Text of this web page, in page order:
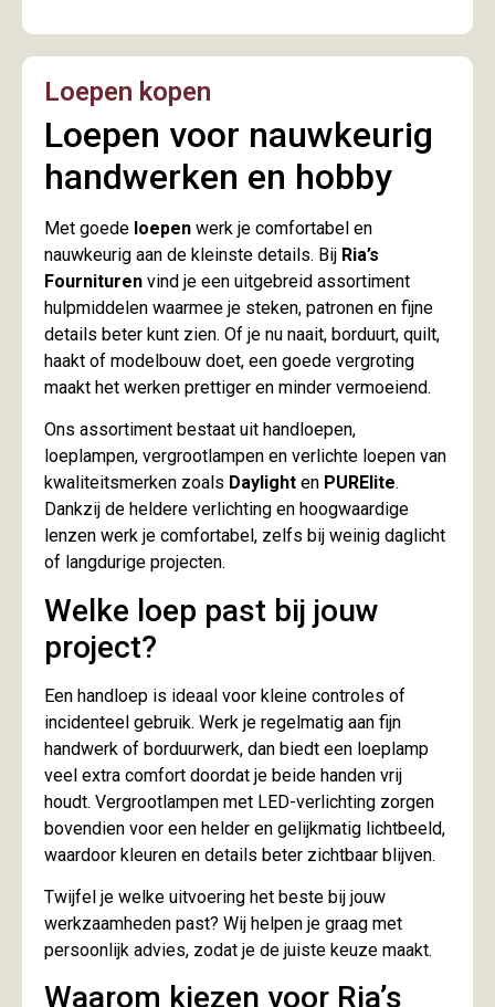
Loepen kopen
Loepen voor nauwkeurig
handwerken en hobby
Met goede loepen werk je comfortabel en
nauwkeurig aan de kleinste details. Bij Ria’s
Fournituren vind je een uitgebreid assortiment
hulpmiddelen waarmee je steken, patronen en fijne
details beter kunt zien. Of je nu naait, borduurt, quilt,
haakt of modelbouw doet, een goede vergroting
maakt het werken prettiger en minder vermoeiend.
Ons assortiment bestaat uit handloepen,
loeplampen, vergrootlampen en verlichte loepen van
kwaliteitsmerken zoals Daylight en PURElite.
Dankzij de heldere verlichting en hoogwaardige
lenzen werk je comfortabel, zelfs bij weinig daglicht
of langdurige projecten.
Welke loep past bij jouw
project?
Een handloep is ideaal voor kleine controles of
incidenteel gebruik. Werk je regelmatig aan fijn
handwerk of borduurwerk, dan biedt een loeplamp
veel extra comfort doordat je beide handen vrij
houdt. Vergrootlampen met LED-verlichting zorgen
bovendien voor een helder en gelijkmatig lichtbeeld,
waardoor kleuren en details beter zichtbaar blijven.
Twijfel je welke uitvoering het beste bij jouw
werkzaamheden past? Wij helpen je graag met
persoonlijk advies, zodat je de juiste keuze maakt.
Waarom kiezen voor Ria’s